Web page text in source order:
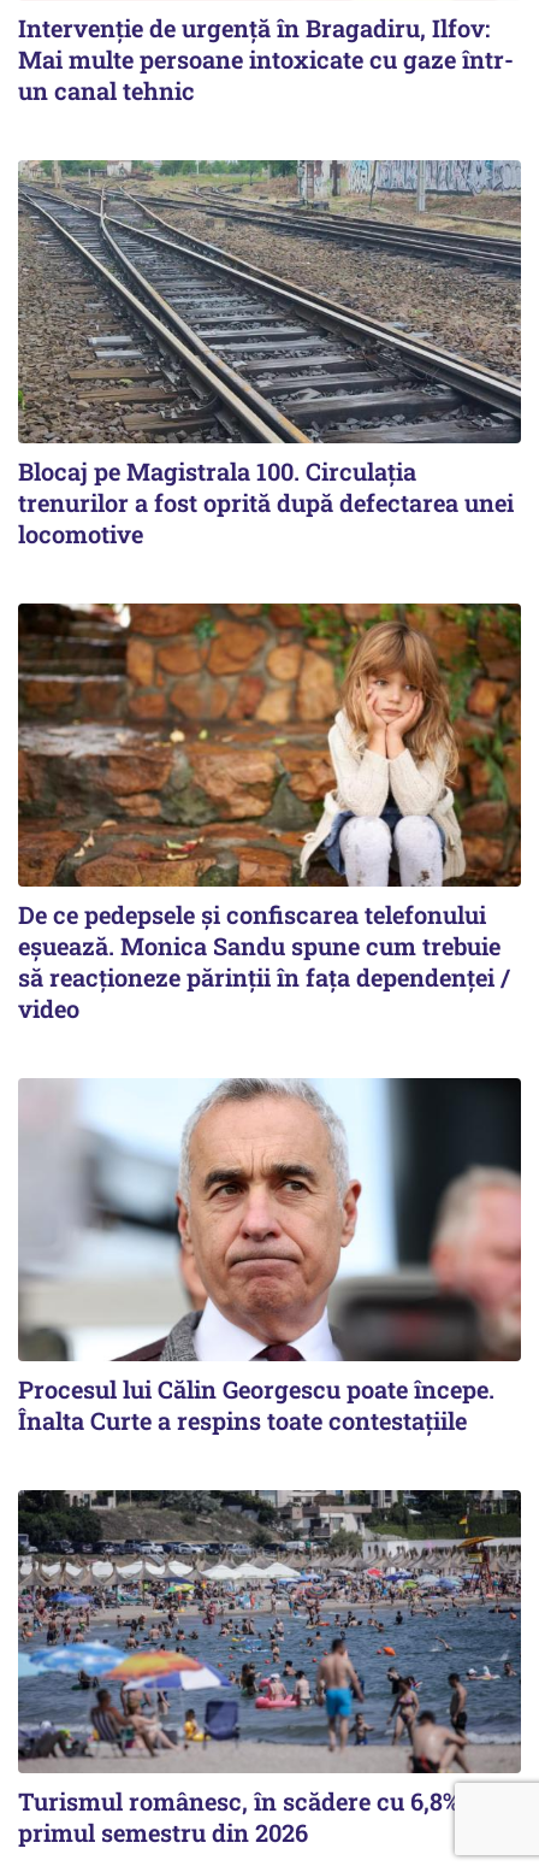
Intervenție de urgență în Bragadiru, Ilfov:
Mai multe persoane intoxicate cu gaze într-
un canal tehnic
Blocaj pe Magistrala 100. Circulația
trenurilor a fost oprită după defectarea unei
locomotive
De ce pedepsele și confiscarea telefonului
eșuează. Monica Sandu spune cum trebuie
să reacționeze părinții în fața dependenței /
video
Procesul lui Călin Georgescu poate începe.
Înalta Curte a respins toate contestațiile
Turismul românesc, în scădere cu 6,8% în
primul semestru din 2026